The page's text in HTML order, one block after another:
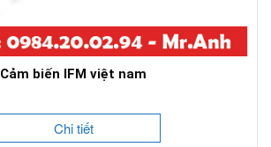
Cảm biến IFM việt nam
Chi tiết